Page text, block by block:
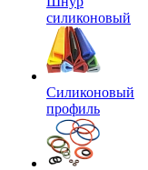
силиконовый
Силиконовый
профиль